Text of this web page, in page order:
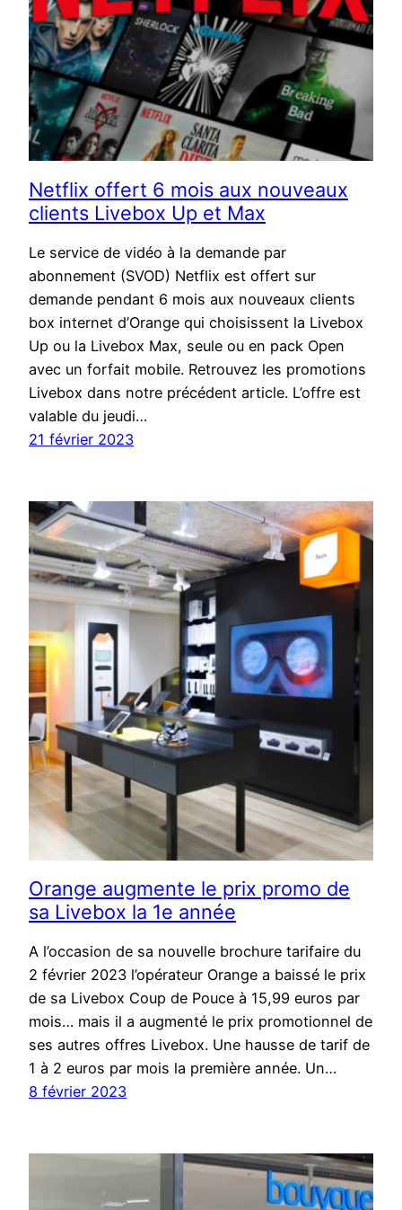
Netflix offert 6 mois aux nouveaux
clients Livebox Up et Max
Le service de vidéo à la demande par
abonnement (SVOD) Netflix est offert sur
demande pendant 6 mois aux nouveaux clients
box internet d’Orange qui choisissent la Livebox
Up ou la Livebox Max, seule ou en pack Open
avec un forfait mobile. Retrouvez les promotions
Livebox dans notre précédent article. L’offre est
valable du jeudi…
21 février 2023
Orange augmente le prix promo de
sa Livebox la 1e année
A l’occasion de sa nouvelle brochure tarifaire du
2 février 2023 l’opérateur Orange a baissé le prix
de sa Livebox Coup de Pouce à 15,99 euros par
mois… mais il a augmenté le prix promotionnel de
ses autres offres Livebox. Une hausse de tarif de
1 à 2 euros par mois la première année. Un…
8 février 2023